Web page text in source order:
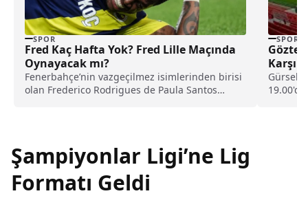
SPOR
Fred Kaç Hafta Yok? Fred Lille Maçında
Oynayacak mı?
Fenerbahçe’nin vazgeçilmez isimlerinden birisi
olan Frederico Rodrigues de Paula Santos
SPOR
Gürsel
Şampiyonlar Ligi’ne Lig
Formatı Geldi